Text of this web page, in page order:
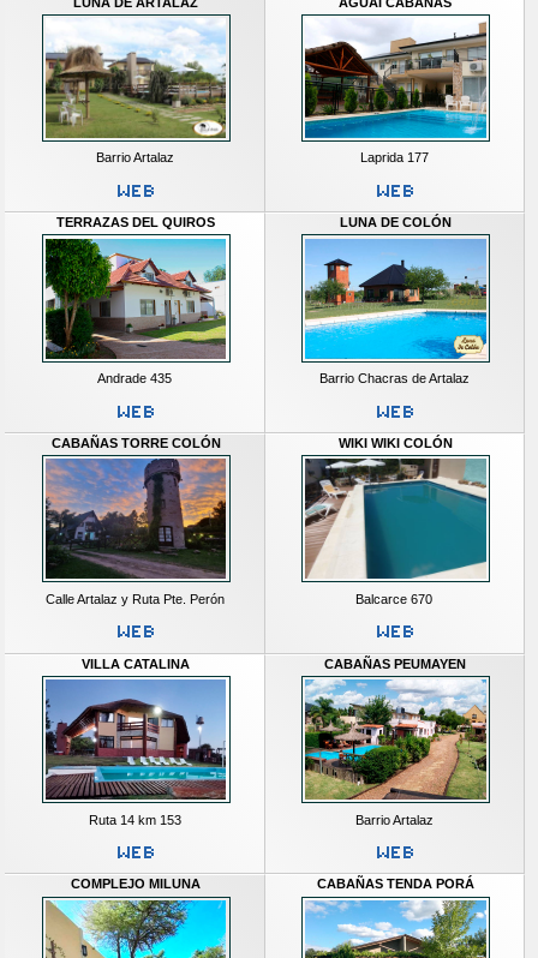
Barrio Artalaz Laprida 177
TERRAZAS DEL QUIROS
Andrade 435
LUNA DE COLÓN
Barrio Chacras de Artalaz
CABAÑAS TORRE COLÓN
Calle Artalaz y Ruta Pte. Perón
WIKI WIKI COLÓN
Balcarce 670
VILLA CATALINA
Ruta 14 km 153
CABAÑAS PEUMAYEN
Barrio Artalaz
COMPLEJO MILUNA CABAÑAS TENDA PORÁ